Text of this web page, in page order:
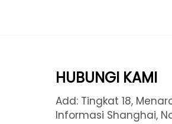
HUBUNGI KAMI
Add: Tingkat 18,
Informasi Shanghai,